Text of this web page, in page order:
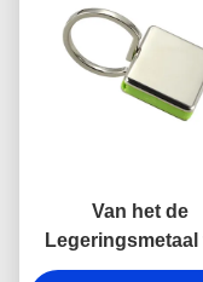
Van het de
Legeringsmetaal
het haakzink van